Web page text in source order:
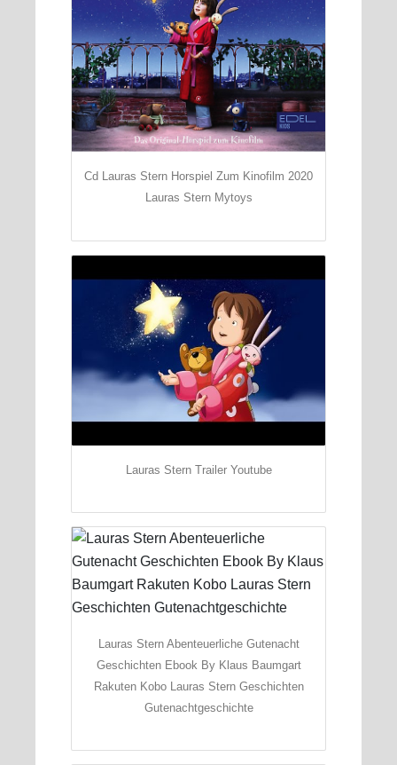
Cd Lauras Stern Horspiel Zum Kinofilm 2020
Lauras Stern Mytoys
Lauras Stern Trailer Youtube
Lauras Stern Abenteuerliche Gutenacht
Geschichten Ebook By Klaus Baumgart
Rakuten Kobo Lauras Stern Geschichten
Gutenachtgeschichte